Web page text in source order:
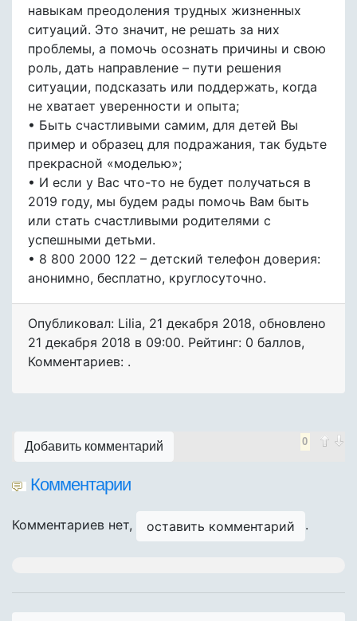
навыкам преодоления трудных жизненных
ситуаций. Это значит, не решать за них
проблемы, а помочь осознать причины и свою
роль, дать направление – пути решения
ситуации, подсказать или поддержать, когда
не хватает уверенности и опыта;
• Быть счастливыми самим, для детей Вы
пример и образец для подражания, так будьте
прекрасной «моделью»;
• И если у Вас что-то не будет получаться в
2019 году, мы будем рады помочь Вам быть
или стать счастливыми родителями с
успешными детьми.
• 8 800 2000 122 – детский телефон доверия:
анонимно, бесплатно, круглосуточно.
Опубликовал: Lilia, 21 декабря 2018, обновлено
21 декабря 2018 в 09:00. Рейтинг: 0 баллов,
Комментариев: .
0
Добавить комментарий
Комментарии
Комментариев нет, оставить комментарий .